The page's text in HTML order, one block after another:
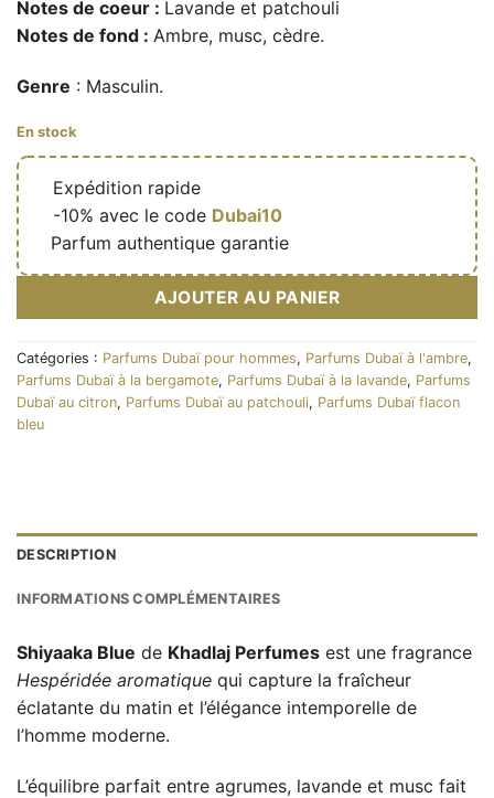
Notes de coeur : Lavande et patchouli
Notes de fond : Ambre, musc, cèdre.
Genre : Masculin.
En stock
Expédition rapide
-10% avec le code Dubai10
Parfum authentique garantie
AJOUTER AU PANIER
Catégories : Parfums Dubaï pour hommes, Parfums Dubaï à l'ambre,
Parfums Dubaï à la bergamote, Parfums Dubaï à la lavande, Parfums
Dubaï au citron, Parfums Dubaï au patchouli, Parfums Dubaï flacon
bleu
DESCRIPTION
INFORMATIONS COMPLÉMENTAIRES
Shiyaaka Blue de Khadlaj Perfumes est une fragrance
Hespéridée aromatique qui capture la fraîcheur
éclatante du matin et l’élégance intemporelle de
l’homme moderne.
L’équilibre parfait entre agrumes, lavande et musc fait